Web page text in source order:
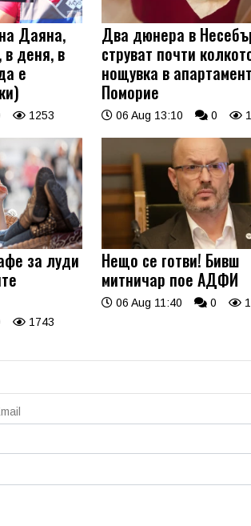
Даяна,
в деня, в
е
1253
Два дюнера в
струват почти
нощувка в
Поморие
06 Aug 13:10 0
за луди
1743
Нещо се готви! Бивш
митничар пое АДФИ
06 Aug 11:40 0